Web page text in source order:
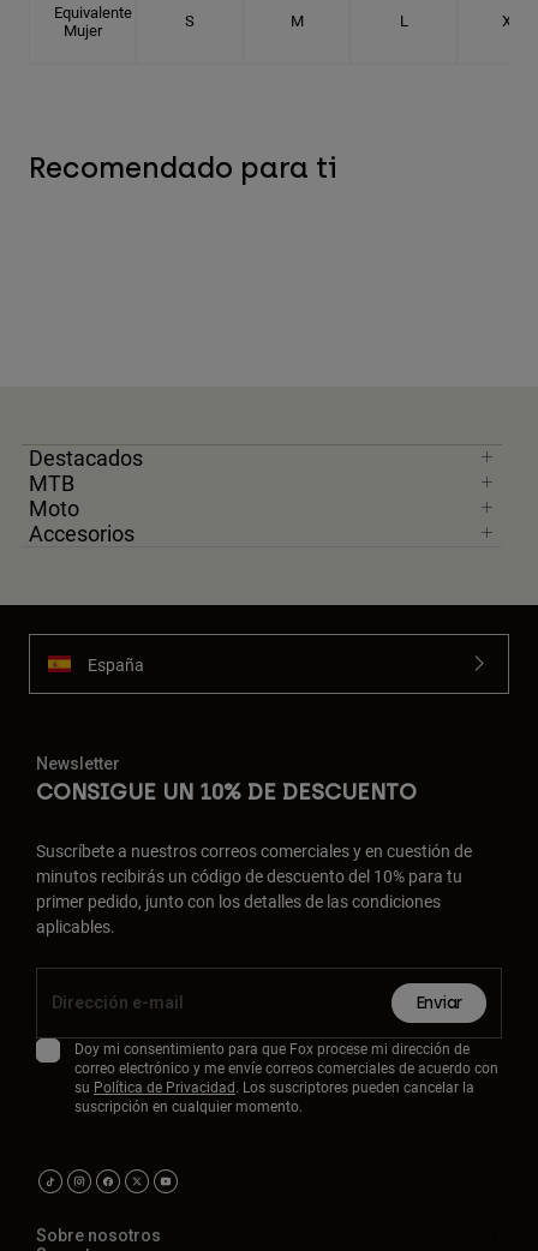
Equivalente
Mujer
S M L XL
Recomendado para ti
Destacados
MTB
Moto
Accesorios
España
Newsletter
CONSIGUE UN 10% DE DESCUENTO
Suscríbete a nuestros correos comerciales y en cuestión de
minutos recibirás un código de descuento del 10% para tu
primer pedido, junto con los detalles de las condiciones
aplicables.
Enviar
Doy mi consentimiento para que Fox procese mi dirección de
correo electrónico y me envíe correos comerciales de acuerdo con
su Política de Privacidad. Los suscriptores pueden cancelar la
suscripción en cualquier momento.
Sobre nosotros